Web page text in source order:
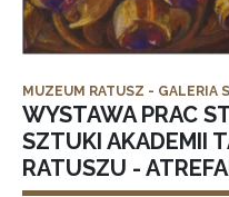
MUZEUM RATUSZ - GALERIA
WYSTAWA PRAC
SZTUKI AKADEMII
RATUSZU -